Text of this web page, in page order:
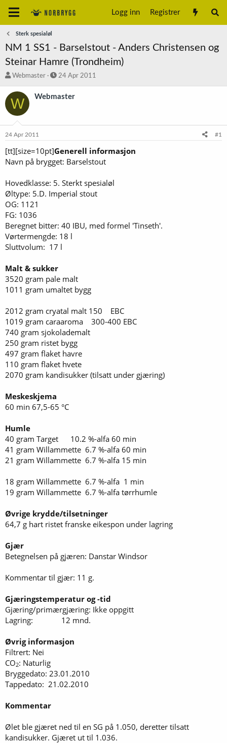
Logg inn Registrer
Sterk spesialøl
NM 1 SS1 - Barselstout - Anders Christensen og
Steinar Hamre (Trondheim)
T
å
d
t
r
Webmaster
S
a
o
24 Apr 2011
W Webmaster
24 Apr 2011 #1
[tt][size=10pt]Generell informasjon
Navn på brygget: Barselstout
Hovedklasse: 5. Sterkt spesialøl
Øltype: 5.D. Imperial stout
OG: 1121
FG: 1036
Beregnet bitter: 40 IBU, med formel 'Tinseth'.
Vørtermengde: 18 l
Sluttvolum: 17 l
Malt & sukker
3520 gram pale malt
1011 gram umaltet bygg
2012 gram cryatal malt 150 EBC
1019 gram caraaroma 300-400 EBC
740 gram sjokolademalt
250 gram ristet bygg
497 gram flaket havre
110 gram flaket hvete
2070 gram kandisukker (tilsatt under gjæring)
Meskeskjema
60 min 67,5-65 °C
Humle
40 gram Target 10.2 %-alfa 60 min
41 gram Willammette 6.7 %-alfa 60 min
21 gram Willammette 6.7 %-alfa 15 min
18 gram Willammette 6.7 %-alfa 1 min
19 gram Willammette 6.7 %-alfa tørrhumle
Øvrige krydde/tilsetninger
64,7 g hart ristet franske eikespon under lagring
Gjær
Betegnelsen på gjæren: Danstar Windsor
Kommentar til gjær: 11 g.
Gjæringstemperatur og -tid
Gjæring/primærgjæring: Ikke oppgitt
Lagring: 12 mnd.
Øvrig informasjon
Filtrert: Nei
CO2: Naturlig
Bryggedato: 23.01.2010
Tappedato: 21.02.2010
Kommentar
Ølet ble gjæret ned til en SG på 1.050, deretter tilsatt
kandisukker. Gjæret ut til 1.036.